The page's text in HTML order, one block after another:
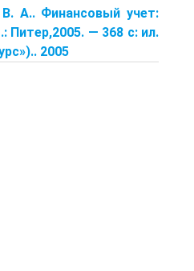
В. А.. Финансовый учет:
Питер,2005. — 368 с: ил.
2005